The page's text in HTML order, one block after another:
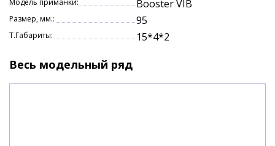
Рекомендуемые глубины для подледной ловли
от 2 до 12 метров.
Booster VIB
— это надёжный и эффективный
инструмент для любителей и профессионалов. Он
поможет вам увеличить улов и получить
удовольствие от рыбалки.
Модель приманки: Booster VIB
Размер, мм.: 95
Т.Габариты: 15*4*2
Весь модельный ряд